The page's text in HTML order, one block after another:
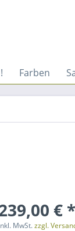
Farben
€ *
MwSt.zzgl.